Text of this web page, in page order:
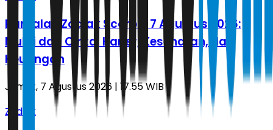
Ramalan Zodiak Scorpio 7 Agustus 2026:
Mulai dari Cinta, Karier, Kesehatan, dan
Keuangan
Jumat, 7 Agustus 2026 | 17.55 WIB
Zodiak